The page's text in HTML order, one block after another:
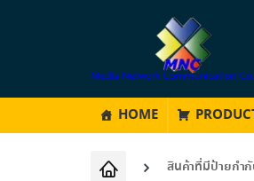
HOME
สินค้าที่มีป้ายกำ